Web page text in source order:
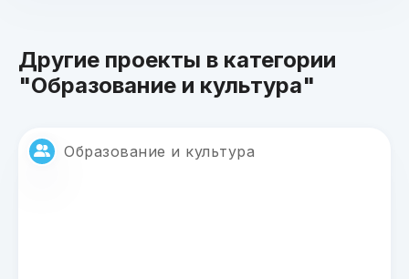
Другие проекты в категории
"Образование и культура"
Образование и культура